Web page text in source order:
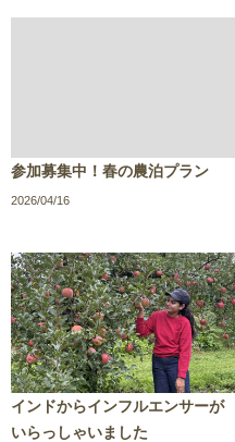
参加募集中！春の農泊プラン
2026/04/16
インドからインフルエンサーが
いらっしゃいました